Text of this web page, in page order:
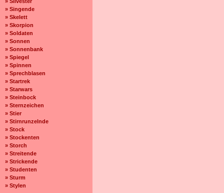
» Singende
» Skelett
» Skorpion
» Soldaten
» Sonnen
» Sonnenbank
» Spiegel
» Spinnen
» Sprechblasen
» Startrek
» Starwars
» Steinbock
» Sternzeichen
» Stier
» Stirnrunzelnde
» Stock
» Stockenten
» Storch
» Streitende
» Strickende
» Studenten
» Sturm
» Stylen